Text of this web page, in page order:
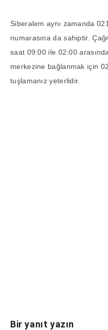
Siberalem aynı zamanda
numarasına da sahiptir.
saat 09:00 ile 02:00
merkezine bağlanmak için
tuşlamanız yeterlidir.
Bir yanıt yazın